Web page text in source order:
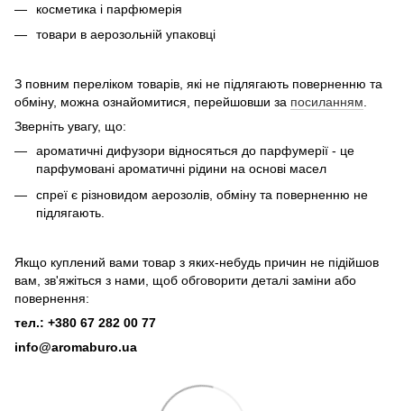
косметика і парфюмерія
товари в аерозольній упаковці
З повним переліком товарів, які не підлягають поверненню та
обміну, можна ознайомитися, перейшовши за посиланням.
Зверніть увагу, що:
ароматичні дифузори відносяться до парфумерії - це
парфумовані ароматичні рідини на основі масел
спреї є різновидом аерозолів, обміну та поверненню не
підлягають.
Якщо куплений вами товар з яких-небудь причин не підійшов
вам, зв'яжіться з нами, щоб обговорити деталі заміни або
повернення:
тел.: +380 67 282 00 77
info@aromaburo.ua